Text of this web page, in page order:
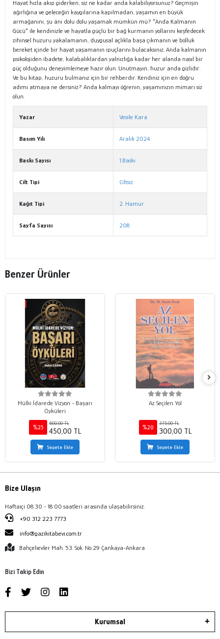
Hayat hızla akıp giderken, siz ne kadar anda kalabiliyorsunuz? Geçmişin
ağırlığına ve geleceğin kaygılarına kapılmadan, yaşamın en büyük
armağanını, şu ânı dolu dolu yaşamak mümkün mü? "Anda Kalmanın
Gücü" ile kendinizle ve hayatla güçlü bir bağ kurmanın yollarını keşfedecek
zihinsel huzuru yakalamanın, duygusal açlıkla başa çıkmanın ve bolluk
bereket içinde bir hayat yaşamanın ipuçlarını bulacaksınız. Anda kalmanın
psikolojiden ibadete, kalabalıklardan yalnızlığa kadar her alanda nasıl bir
güç olduğunu deneyimlemeye hazır olun. Unutmayın, huzur anda gizlidir.
Ve bu kitap, huzuru bulmanız için bir rehberdir. Kendiniz için en doğru
adımı atmaya ne dersiniz? Anda kalmayı öğrenin, yaşamınızın mimarı siz
olun.
Yazar Vesile Kara
Basım Yılı Aralık 2024
Baskı Sayısı 1.Baskı
Cilt Tipi Ciltsiz
Kağıt Tipi 2. Hamur
Sayfa Sayısı 208
Benzer Ürünler
Mülki İdarede Vizyon - Başarı
Öyküleri
%25
600,00 TL
450,00 TL
Sepete Ekle
Az Seçilen Yol
%20
375,00 TL
300,00 TL
Sepete Ekle
Bize Ulaşın
Haftaiçi 08:30 - 18:00 saatleri arasında ulaşabilirsiniz.
+90 312 223 7773
info@gazikitabevi.com.tr
Bahçelievler Mah. 53. Sok. No:29 Çankaya-Ankara
Bizi Takip Edin
Kurumsal